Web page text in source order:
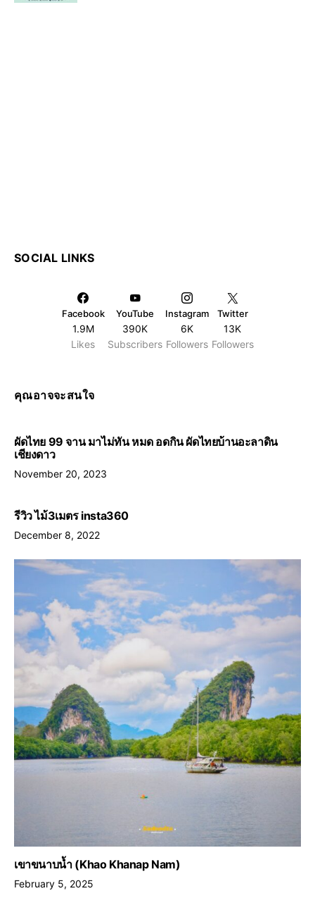
SOCIAL LINKS
Facebook
1.9M
Likes
YouTube
390K
Subscribers
Instagram
6K
Followers
Twitter
13K
Followers
คุณอาจจะสนใจ
ผัดไทย 99 จาน มาไม่ทัน หมด อดกิน ผัดไทยบ้านอะลาดิน
เชียงดาว
November 20, 2023
รีวิว ไม้3เมตร insta360
December 8, 2022
เขาขนาบน้ำ (Khao Khanap Nam)
February 5, 2025